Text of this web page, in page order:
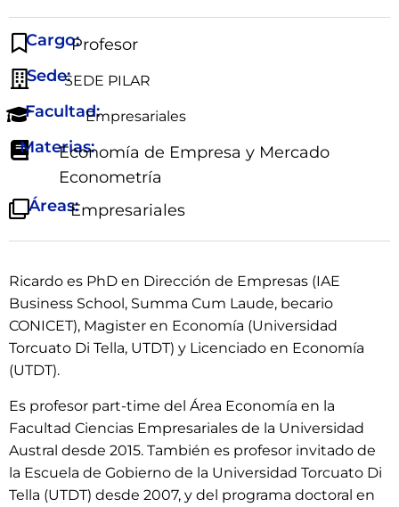
Cargo:Profesor
Sede:SEDE PILAR
Facultad:Empresariales
Materias:Economía de Empresa y Mercado
Econometría
Áreas:Empresariales
Ricardo es PhD en Dirección de Empresas (IAE
Business School, Summa Cum Laude, becario
CONICET), Magister en Economía (Universidad
Torcuato Di Tella, UTDT) y Licenciado en Economía
(UTDT).
Es profesor part-time del Área Economía en la
Facultad Ciencias Empresariales de la Universidad
Austral desde 2015. También es profesor invitado de
la Escuela de Gobierno de la Universidad Torcuato Di
Tella (UTDT) desde 2007, y del programa doctoral en